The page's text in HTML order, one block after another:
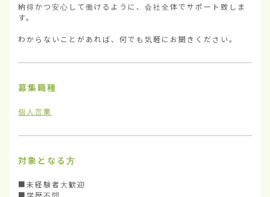
納得かつ安心して働けるように、会社全体でサポート致しま
す。
わからないことがあれば、何でも気軽にお聞きください。
募集職種
個人営業
対象となる方
■未経験者大歓迎
■学歴不問